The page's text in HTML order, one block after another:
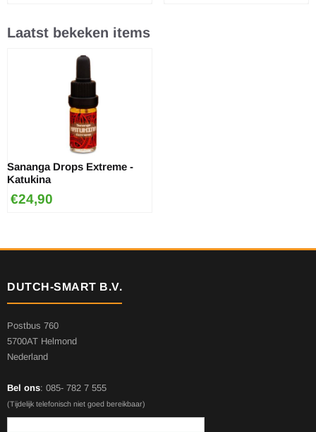
Laatst bekeken items
Sananga Drops Extreme -
Katukina
€24,90
DUTCH-SMART B.V.
Postbus 760
5700AT Helmond
Nederland
Bel ons: 085- 782 7 555
(Tijdelijk telefonisch niet goed bereikbaar)